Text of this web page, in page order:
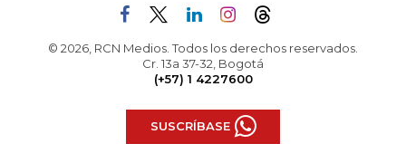
© 2026, RCN Medios. Todos los derechos reservados.
Cr. 13a 37-32, Bogotá
(+57) 1 4227600
SUSCRÍBASE